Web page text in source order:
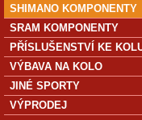
SHIMANO KOMPONENTY
SRAM KOMPONENTY
PŘÍSLUŠENSTVÍ KE
VÝBAVA NA KOLO
JINÉ SPORTY
VÝPRODEJ